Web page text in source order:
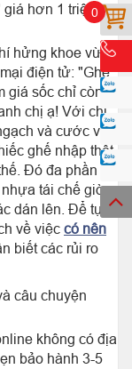
0
giá hơn 1 triệu
hửng khoe vừa
điện tử: "Ghế
giá sốc chỉ còn
chị ạ! Với chi
và cước vận
ghế nhập thật
Đó đa phần là
tái chế giòn
dán lên. Để tự
về việc có nên
biết các rủi ro
câu chuyện
không có địa
bảo hành 3-5